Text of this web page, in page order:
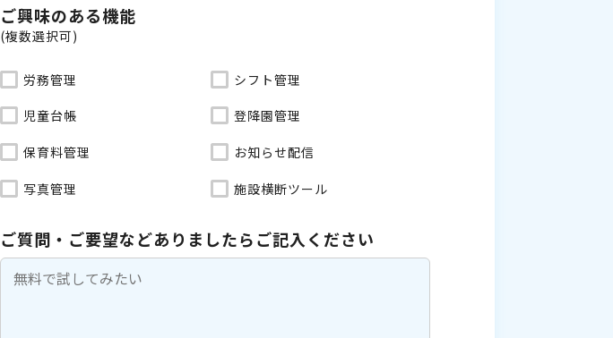
ご興味のある機能
(複数選択可)
労務管理 シフト管理
児童台帳 登降園管理
保育料管理 お知らせ配信
写真管理 施設横断ツール
ご質問・ご要望などありましたらご記入ください